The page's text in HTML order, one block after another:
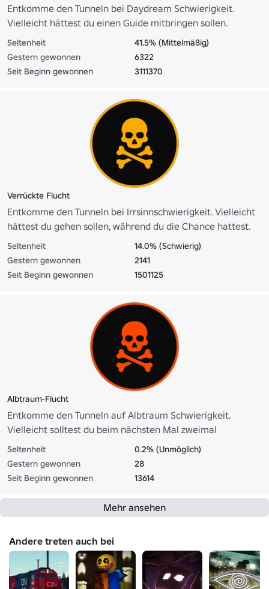
Entkomme den Tunneln bei Daydream Schwierigkeit.
Vielleicht hättest du einen Guide mitbringen sollen.
Seltenheit
41.5% (Mittelmäßig)
Gestern gewonnen
6322
Seit Beginn gewonnen
3111370
Verrückte Flucht
Entkomme den Tunneln bei Irrsinnschwierigkeit. Vielleicht
hättest du gehen sollen, während du die Chance hattest.
Seltenheit
14.0% (Schwierig)
Gestern gewonnen
2141
Seit Beginn gewonnen
1501125
Albtraum-Flucht
Entkomme den Tunneln auf Albtraum Schwierigkeit.
Vielleicht solltest du beim nächsten Mal zweimal
überlegen.
Seltenheit
0.2% (Unmöglich)
Gestern gewonnen
28
Seit Beginn gewonnen
13614
Mehr ansehen
Andere treten auch bei